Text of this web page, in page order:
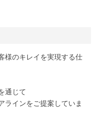
様のキレイを実現する仕
通じて
ラインをご提案していま